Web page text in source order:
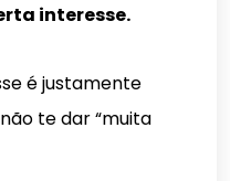
interesse.
é justamente
te dar “muita